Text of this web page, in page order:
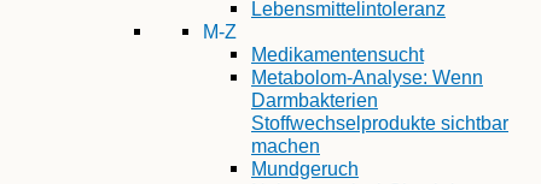
Lebensmittelintoleranz
M-Z
Medikamentensucht
Metabolom-Analyse: Wenn
Darmbakterien
Stoffwechselprodukte sichtbar
machen
Mundgeruch